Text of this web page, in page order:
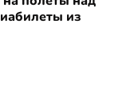
из